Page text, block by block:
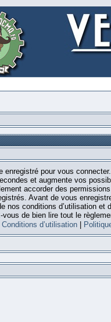
enregistré pour vous
et augmente vos
accorder des
Avant de vous
nos conditions d’utilisation et
vous de bien lire tout le
Conditions d’utilisation